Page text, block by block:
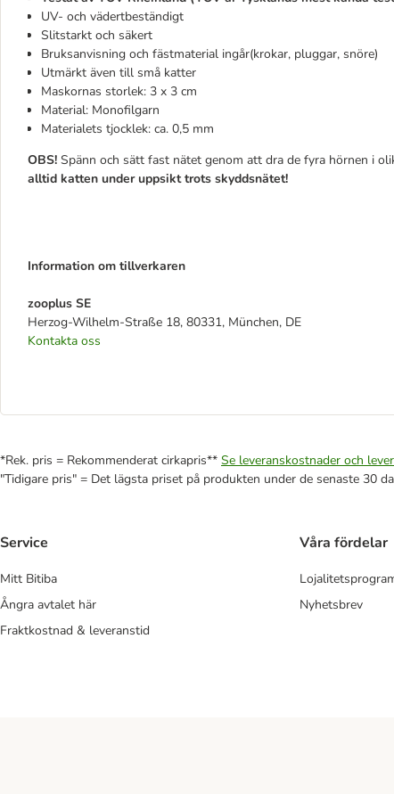
UV- och vädertbeständigt
Slitstarkt och säkert
Bruksanvisning och fästmaterial ingår(krokar, pluggar, snöre)
Utmärkt även till små katter
Maskornas storlek: 3 x 3 cm
Material: Monofilgarn
Materialets tjocklek: ca. 0,5 mm
OBS! Spänn och sätt fast nätet genom att dra de fyra hörnen i
alltid katten under uppsikt trots skyddsnätet!
Information om tillverkaren
zooplus SE
Herzog-Wilhelm-Straße 18, 80331, München, DE
Kontakta oss
*Rek. pris = Rekommenderat cirkapris** Se leveranskostnader och
"Tidigare pris" = Det lägsta priset på produkten under de senaste 30
Service
Mitt Bitiba
Ångra avtalet här
Fraktkostnad & leveranstid
Våra fördelar
Nyhetsbrev